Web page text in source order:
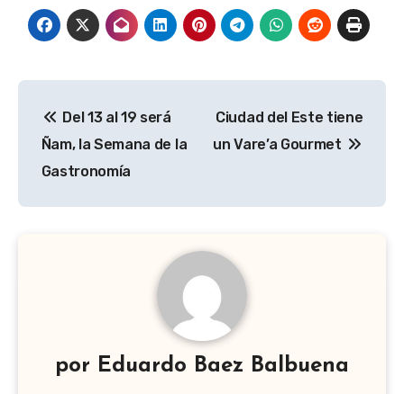
de
entradas
Del 13 al 19 será
Ñam, la Semana de la
Gastronomía
Ciudad del Este tiene
un Vare’a Gourmet
por Eduardo Baez Balbuena